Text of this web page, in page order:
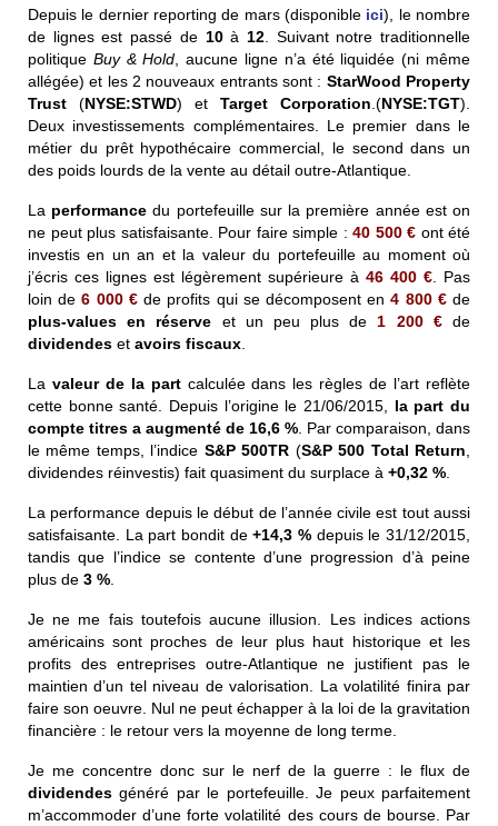
Depuis le dernier reporting de mars (disponible ici), le nombre
de lignes est passé de 10à 12. Suivant notre traditionnelle
politique Buy & Hold , aucune ligne n’a été liquidée (ni même
allégée) et les 2 nouveaux entrants sont : StarWood Property
Trust (NYSE:STWD) et Target Corporation .(NYSE:TGT).
Deux investissements complémentaires. Le premier dans le
métier du prêt hypothécaire commercial, le second dans un
des poids lourds de la vente au détail outre-Atlantique.
La performance du portefeuille sur la première année est on
ne peut plus satisfaisante. Pour faire simple : 40 500 € ont été
investis en un an et la valeur du portefeuille au moment où
j’écris ces lignes est légèrement supérieure à 46 400 € . Pas
loin de6 000 €de profits qui se décomposent en4 800 €de
plus-values en réserve et un peu plus de 1 200 €de
dividendes et avoirs fiscaux
La valeur de la partcalculée dans les règles de l’art reflète
cette bonne santé. Depuis l’origine le 21/06/2015, la part du
compte titres a augmenté de 16,6 % . Par comparaison, dans
le même temps, l’indice S&P 500TR (S&P 500 Total Return
dividendes réinvestis) fait quasiment du surplace à +0,32 %
La performance depuis le début de l’année civile est tout aussi
satisfaisante. La part bondit de+14,3 % depuis le 31/12/2015,
tandis que l’indice se contente d’une progression d’à peine
plus de 3 %
Je ne me fais toutefois aucune illusion. Les indices actions
américains sont proches de leur plus haut historique et les
profits des entreprises outre-Atlantique ne justifient pas le
maintien d’un tel niveau de valorisation. La volatilité finira par
faire son oeuvre. Nul ne peut échapper à la loi de la gravitation
financière : le retour vers la moyenne de long terme.
Je me concentre donc sur le nerf de la guerre : le flux de
dividendes généré par le portefeuille. Je peux parfaitement
m’accommoder d’une forte volatilité des cours de bourse. Par